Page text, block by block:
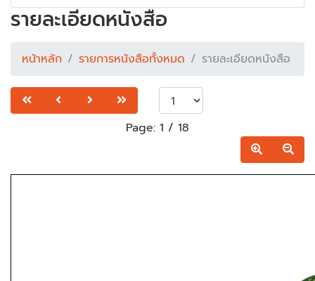
รายละเอียดหนังสือ
หน้าหลัก รายการหนังสือทั้งหมด รายละเอียดหนังสือ
Page: 1 / 18